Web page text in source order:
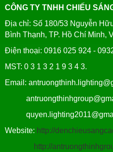
CÔNG TY TNHH CHIẾU
Địa chỉ: Số 180/53 Nguyễn
Bình Thạnh, TP. Hồ Chí Minh,
Điện thoại: 0916 025 924 -
MST: 0 3 1 3 2 1 9 3 4 3.
Email:
Website: http://
http://